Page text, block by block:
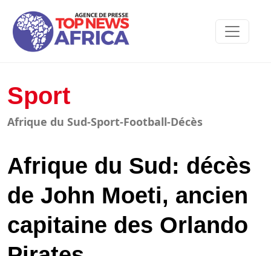
Sport
Afrique du Sud-Sport-Football-Décès
Afrique du Sud: décès
de John Moeti, ancien
capitaine des Orlando